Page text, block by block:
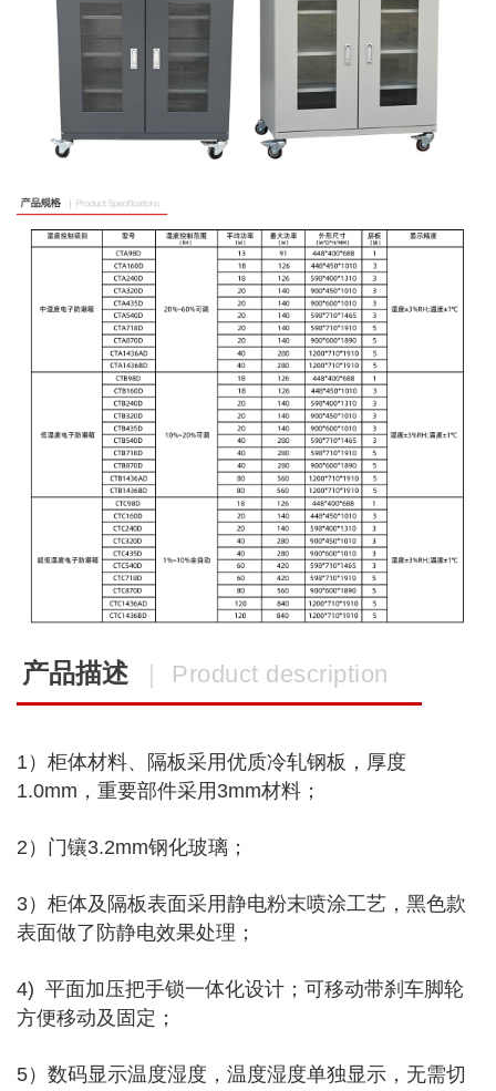
产品描述 ｜ Product description
1）柜体材料、隔板采用优质冷轧钢板，厚度
1.0mm，重要部件采用3mm材料；
2）门镶3.2mm钢化玻璃；
3）柜体及隔板表面采用静电粉末喷涂工艺，黑色款
表面做了防静电效果处理；
4) 平面加压把手锁一体化设计；可移动带刹车脚轮
方便移动及固定；
5）数码显示温度湿度，温度湿度单独显示，无需切